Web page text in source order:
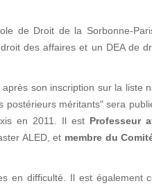
de Droit de la Sorbonne-
des affaires et un DEA de
après son inscription sur la liste
méritants" sera
en 2011. Il est Professeur
ALED, et membre du
en difficulté. Il est également